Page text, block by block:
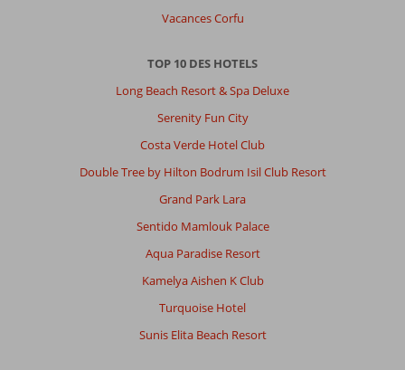
Vacances Corfu
TOP 10 DES HOTELS
Long Beach Resort & Spa Deluxe
Serenity Fun City
Costa Verde Hotel Club
Double Tree by Hilton Bodrum Isil Club Resort
Grand Park Lara
Sentido Mamlouk Palace
Aqua Paradise Resort
Kamelya Aishen K Club
Turquoise Hotel
Sunis Elita Beach Resort